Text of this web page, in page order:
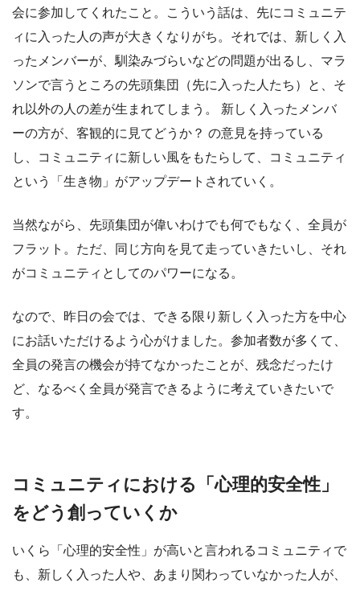
会に参加してくれたこと。こういう話は、先にコミュニテ
ィに入った人の声が大きくなりがち。それでは、新しく入
ったメンバーが、馴染みづらいなどの問題が出るし、マラ
ソンで言うところの先頭集団（先に入った人たち）と、そ
れ以外の人の差が生まれてしまう。 新しく入ったメンバ
ーの方が、客観的に見てどうか？ の意見を持っている
し、コミュニティに新しい風をもたらして、コミュニティ
という「生き物」がアップデートされていく。
当然ながら、先頭集団が偉いわけでも何でもなく、全員が
フラット。ただ、同じ方向を見て走っていきたいし、それ
がコミュニティとしてのパワーになる。
なので、昨日の会では、できる限り新しく入った方を中心
にお話いただけるよう心がけました。参加者数が多くて、
全員の発言の機会が持てなかったことが、残念だったけ
ど、なるべく全員が発言できるように考えていきたいで
す。
コミュニティにおける「心理的安全性」
をどう創っていくか
いくら「心理的安全性」が高いと言われるコミュニティで
も、新しく入った人や、あまり関わっていなかった人が、